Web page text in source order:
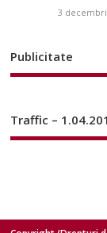
3
Publicitate
Traffic –